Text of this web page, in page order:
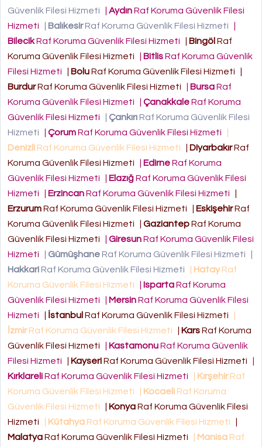
Güvenlik Filesi Hizmeti
AydınRaf Koruma Güvenlik Filesi
Hizmeti
BalıkesirRaf Koruma Güvenlik Filesi Hizmeti
BilecikRaf Koruma Güvenlik Filesi Hizmeti Bingöl Raf
Koruma Güvenlik Filesi Hizmeti
BitlisRaf Koruma Güvenlik
Filesi Hizmeti
BoluRaf Koruma Güvenlik Filesi Hizmeti
BurdurRaf Koruma Güvenlik Filesi Hizmeti BursaRaf
Koruma Güvenlik Filesi Hizmeti
ÇanakkaleRaf Koruma
Güvenlik Filesi Hizmeti
ÇankırıRaf Koruma Güvenlik Filesi
Hizmeti
ÇorumRaf Koruma Güvenlik Filesi Hizmeti
Denizli Raf Koruma Güvenlik Filesi Hizmeti DiyarbakırRaf
Koruma Güvenlik Filesi Hizmeti
EdirneRaf Koruma
Güvenlik Filesi Hizmeti
ElazığRaf Koruma Güvenlik Filesi
Hizmeti
ErzincanRaf Koruma Güvenlik Filesi Hizmeti
ErzurumRaf Koruma Güvenlik Filesi Hizmeti EskişehirRaf
Koruma Güvenlik Filesi Hizmeti
GaziantepRaf Koruma
Güvenlik Filesi Hizmeti
GiresunRaf Koruma Güvenlik Filesi
Hizmeti
GümüşhaneRaf Koruma Güvenlik Filesi Hizmeti
HakkariRaf Koruma Güvenlik Filesi Hizmeti HatayRaf
Koruma Güvenlik Filesi Hizmeti
IspartaRaf Koruma
Güvenlik Filesi Hizmeti
MersinRaf Koruma Güvenlik Filesi
Hizmeti
İstanbul Raf Koruma Güvenlik Filesi Hizmeti
İzmirRaf Koruma Güvenlik Filesi Hizmeti KarsRaf Koruma
Güvenlik Filesi Hizmeti
KastamonuRaf Koruma Güvenlik
Filesi Hizmeti
KayseriRaf Koruma Güvenlik Filesi Hizmeti
KırklareliRaf Koruma Güvenlik Filesi Hizmeti KırşehirRaf
Koruma Güvenlik Filesi Hizmeti
Kocaeli Raf Koruma
Güvenlik Filesi Hizmeti
KonyaRaf Koruma Güvenlik Filesi
Hizmeti
Kütahya Raf Koruma Güvenlik Filesi Hizmeti
MalatyaRaf Koruma Güvenlik Filesi Hizmeti Manisa Raf